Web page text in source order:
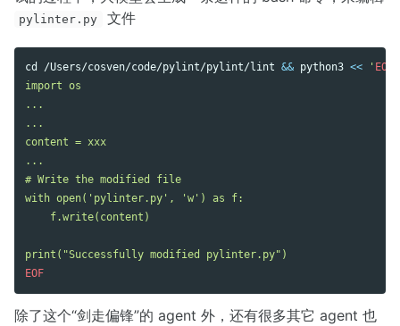
pylinter.py 文件
cd /Users/cosven/code/pylint/pylint/lint && python3 << ' EOF
import os
...
...
content = xxx
...
# Write the modified file
with open('pylinter.py', 'w') as f:
    f.write(content)
除了这个“剑走偏锋”的 agent 外，还有很多其它 agent 也